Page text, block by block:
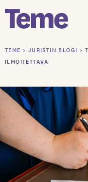
Siirry
sisältöön
TEME > JURISTIN BLOGI >
ILMOITETTAVA